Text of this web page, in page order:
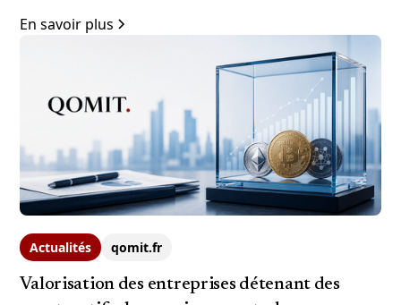
En savoir plus
Actualités qomit.fr
Valorisation des entreprises détenant des